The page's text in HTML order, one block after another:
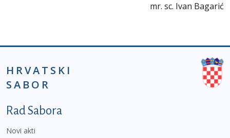
mr. sc. Ivan Bagarić
HRVATSKI
SABOR
Podnožje prvi izbornik
Rad Sabora
Novi akti